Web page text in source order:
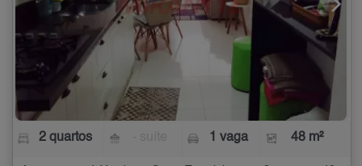
2 quartos 1 vaga 48 m²